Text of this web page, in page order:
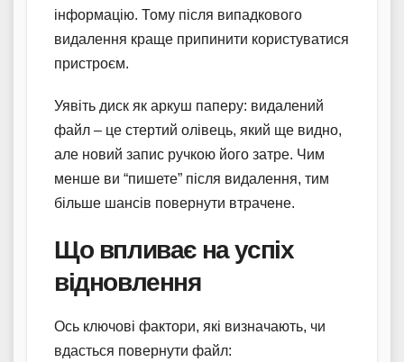
інформацію. Тому після випадкового
видалення краще припинити користуватися
пристроєм.
Уявіть диск як аркуш паперу: видалений
файл – це стертий олівець, який ще видно,
але новий запис ручкою його затре. Чим
менше ви “пишете” після видалення, тим
більше шансів повернути втрачене.
Що впливає на успіх
відновлення
Ось ключові фактори, які визначають, чи
вдасться повернути файл: